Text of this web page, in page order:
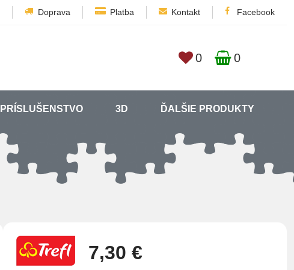
Doprava Platba Kontakt Facebook
0 0
PRÍSLUŠENSTVO 3D ĎALŠIE PRODUKTY
7,30 €